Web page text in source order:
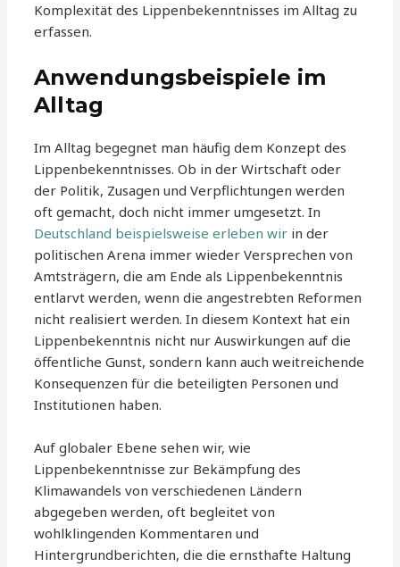
Komplexität des Lippenbekenntnisses im Alltag zu
erfassen.
Anwendungsbeispiele im
Alltag
Im Alltag begegnet man häufig dem Konzept des
Lippenbekenntnisses. Ob in der Wirtschaft oder
der Politik, Zusagen und Verpflichtungen werden
oft gemacht, doch nicht immer umgesetzt. In
Deutschland beispielsweise erleben wir in der
politischen Arena immer wieder Versprechen von
Amtsträgern, die am Ende als Lippenbekenntnis
entlarvt werden, wenn die angestrebten Reformen
nicht realisiert werden. In diesem Kontext hat ein
Lippenbekenntnis nicht nur Auswirkungen auf die
öffentliche Gunst, sondern kann auch weitreichende
Konsequenzen für die beteiligten Personen und
Institutionen haben.
Auf globaler Ebene sehen wir, wie
Lippenbekenntnisse zur Bekämpfung des
Klimawandels von verschiedenen Ländern
abgegeben werden, oft begleitet von
wohlklingenden Kommentaren und
Hintergrundberichten, die die ernsthafte Haltung